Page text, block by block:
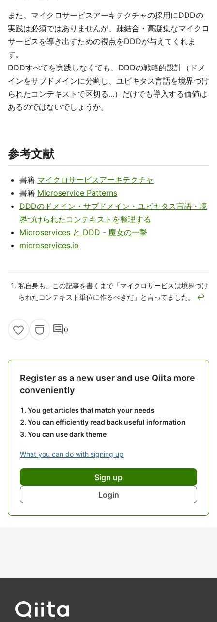
また、マイクロサービスアーキテクチャの採用にDDDの
実践は必須ではありませんが、疎結合・高凝集なマイクロ
サービスを導き出すための視点をDDDが与えてくれま
す。
DDDすべてを実践しなくても、DDDの戦略的設計（ドメ
インをサブドメインに分割し、ユビキタス言語を境界づけ
られたコンテキストで区切る...）だけでも導入する価値は
あるのではないでしょうか。
参考文献
書籍 マイクロサービスアーキテクチャ
書籍 Microservice Patterns
DDDのドメイン・サブドメイン・ユビキタス言語・境
界づけられたコンテキストを整理する
Microservices と DDD - 魔女の一撃
microservices.io
私自身も、この記事を書くまで「マイクロサービスは境界づけ
られたコンテキスト単位に作るべきだ」と言ってました。 ↩
comment0
Register as a new user and use Qiita more
conveniently
You get articles that match your needs
You can efficiently read back useful information
You can use dark theme
What you can do with signing up
Sign up
Login